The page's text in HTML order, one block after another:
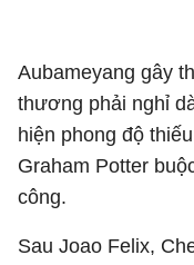
Aubameyang gây
thương phải nghỉ
hiện phong độ
Graham Potter
công.
Sau Joao Felix,